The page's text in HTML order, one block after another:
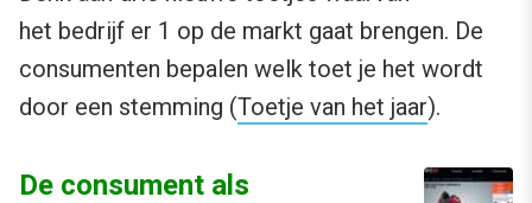
het bedrijf er 1 op de markt gaat brengen. De
consumenten bepalen welk toet je het wordt
door een stemming (Toetje van het jaar).
De consument als